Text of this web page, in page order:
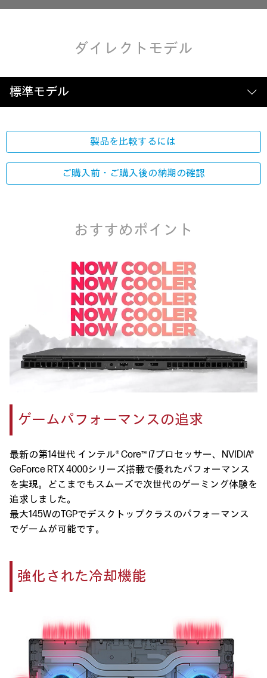
ダイレクトモデル
標準モデル
製品を比較するには
ご購入前・ご購入後の納期の確認
おすすめポイント
ゲームパフォーマンスの追求
最新の第14世代 インテル® Core™ i7プロセッサー、NVIDIA®
GeForce RTX 4000シリーズ搭載で優れたパフォーマンス
を実現。どこまでもスムーズで次世代のゲーミング体験を
追求しました。
最大145WのTGPでデスクトップクラスのパフォーマンス
でゲームが可能です。
強化された冷却機能